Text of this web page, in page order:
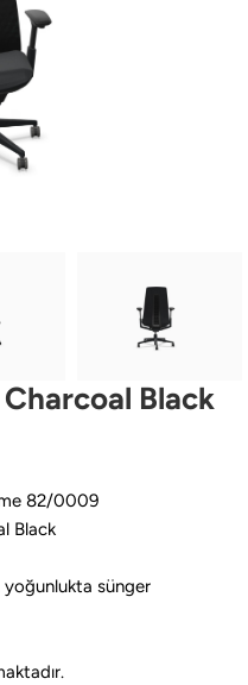
Charcoal Black
82/0009
Black
sünger